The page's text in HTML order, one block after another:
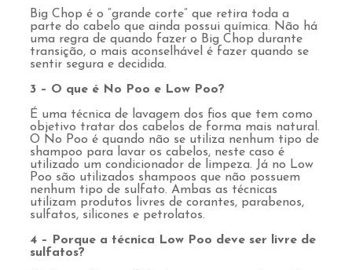
Big Chop é o “grande corte” que retira toda a
parte do cabelo que ainda possui química. Não há
uma regra de quando fazer o Big Chop durante
transição, o mais aconselhável é fazer quando se
sentir segura e decidida.
3 – O que é No Poo e Low Poo?
É uma técnica de lavagem dos fios que tem como
objetivo tratar dos cabelos de forma mais natural.
O No Poo é quando não se utiliza nenhum tipo de
shampoo para lavar os cabelos, neste caso é
utilizado um condicionador de limpeza. Já no Low
Poo são utilizados shampoos que não possuem
nenhum tipo de sulfato. Ambas as técnicas
utilizam produtos livres de corantes, parabenos,
sulfatos, silicones e petrolatos.
4 – Porque a técnica Low Poo deve ser livre de
sulfatos?